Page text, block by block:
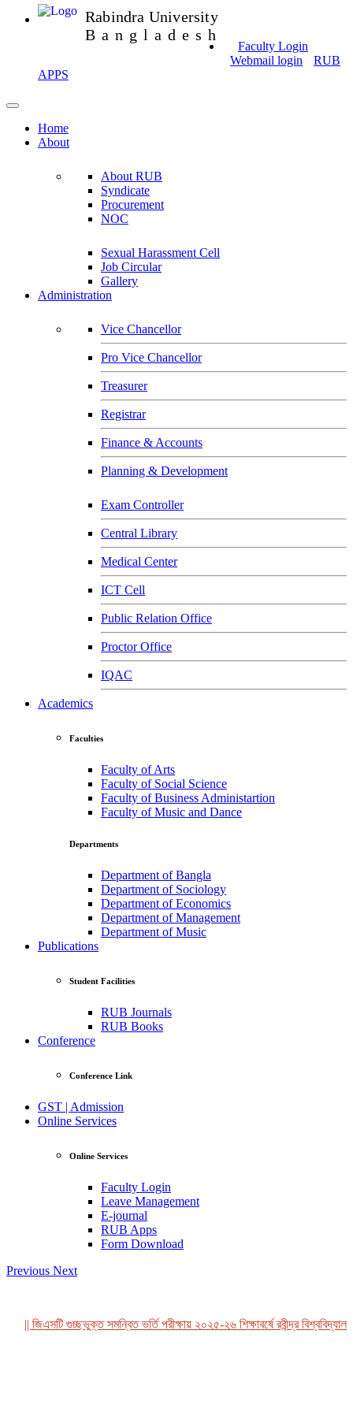
Rabindra University
Bangladesh
Faculty Login
Webmail login
RUB
APPS
Home
About
About RUB
Syndicate
Procurement
NOC
Sexual Harassment Cell
Job Circular
Gallery
Administration
Vice Chancellor
Pro Vice Chancellor
Treasurer
Registrar
Finance & Accounts
Planning & Development
Exam Controller
Central Library
Medical Center
ICT Cell
Public Relation Office
Proctor Office
IQAC
Academics
Faculties
Faculty of Arts
Faculty of Social Science
Faculty of Business Administartion
Faculty of Music and Dance
Departments
Department of Bangla
Department of Sociology
Department of Economics
Department of Management
Department of Music
Publications
Student Facilities
RUB Journals
RUB Books
Conference
Conference Link
GST | Admission
Online Services
Online Services
Faculty Login
Leave Management
E-journal
RUB Apps
Form Download
Previous Next
|| জিএসটি গুচ্ছভুক্ত সমন্বিত ভর্তি পরীক্ষায় ২০২৫-২৬ শিক্ষাবর্ষে রবীন্দ্র